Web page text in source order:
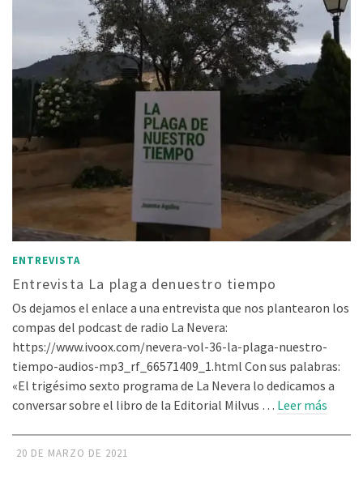
ENTREVISTA
Entrevista La plaga denuestro tiempo
Os dejamos el enlace a una entrevista que nos plantearon los
compas del podcast de radio La Nevera:
https://www.ivoox.com/nevera-vol-36-la-plaga-nuestro-
tiempo-audios-mp3_rf_66571409_1.html Con sus palabras:
«El trigésimo sexto programa de La Nevera lo dedicamos a
conversar sobre el libro de la Editorial Milvus … Leer más
20 DE MARZO DE 2021